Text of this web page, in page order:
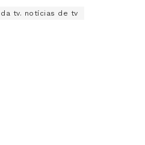
tv. notícias de tv